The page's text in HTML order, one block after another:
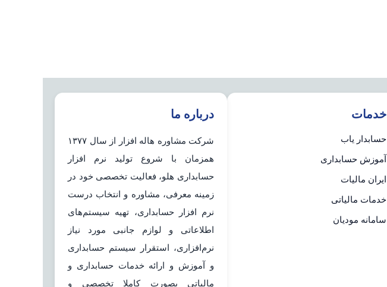
خدمات
حسابدار یاب
آموزش حسابداری
ایران مالیات
خدمات مالیاتی
سامانه مودیان
درباره ما
شرکت مشاوره هاله افزار از سال ۱۳۷۷
همزمان با شروع تولید نرم افزار
حسابداری هلو، فعالیت تخصصی خود در
زمینه معرفی، مشاوره و انتخاب درست
نرم افزار حسابداری، تهیه سیستم‌های
اطلاعاتی و لوازم جانبی مورد نیاز
نرم‌افزاری، استقرار سیستم حسابداری
و آموزش و ارائه خدمات حسابداری و
مالیاتی بصورت کاملا تخصصی و